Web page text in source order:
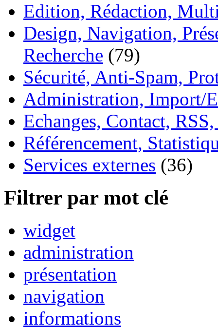
Edition, Rédaction,
Design, Navigation,
Recherche (79)
Sécurité, Anti-Spam,
Administration, Import/
Echanges, Contact,
Référencement,
Services externes (36)
Filtrer par mot clé
widget
administration
présentation
navigation
informations